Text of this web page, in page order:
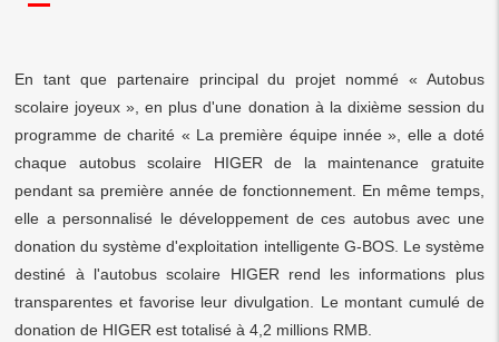
En tant que partenaire principal du projet nommé « Autobus
scolaire joyeux », en plus d'une donation à la dixième session du
programme de charité « La première équipe innée », elle a doté
chaque autobus scolaire HIGER de la maintenance gratuite
pendant sa première année de fonctionnement. En même temps,
elle a personnalisé le développement de ces autobus avec une
donation du système d'exploitation intelligente G-BOS. Le système
destiné à l'autobus scolaire HIGER rend les informations plus
transparentes et favorise leur divulgation. Le montant cumulé de
donation de HIGER est totalisé à 4,2 millions RMB.